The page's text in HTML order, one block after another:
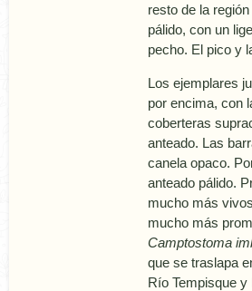
resto de la
pálido, con un
pecho. El pico y
Los ejemplares
por encima, con
coberteras
anteado. Las
canela opaco.
anteado pálido.
mucho más
mucho más
Camptostoma
que se traslapa
Rí­o Tempisque y